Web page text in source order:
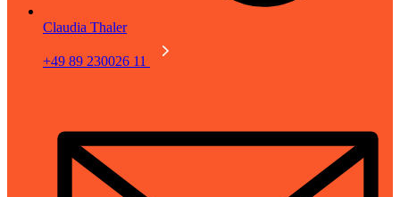
Claudia Thaler
+49 89 230026 11